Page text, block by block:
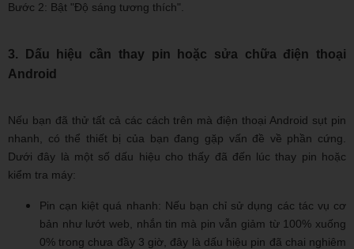
Bước 2: Bật "Độ sáng tương thích".
3. Dấu hiệu cần thay pin hoặc sửa chữa điện thoại
Android
Nếu bạn đã thử tất cả các cách trên mà điện thoại Android sụt pin
nhanh, có thể thiết bị của bạn đang gặp vấn đề về phần cứng.
Dưới đây là một số dấu hiệu cho thấy đã đến lúc thay pin hoặc
kiểm tra máy:
Pin cạn kiệt quá nhanh: Nếu bạn chỉ sử dụng các tác vụ cơ
bản như lướt web, nhắn tin mà pin vẫn giảm từ 100% xuống
0% trong chưa đầy 3 giờ, đây là dấu hiệu pin đã chai nghiêm